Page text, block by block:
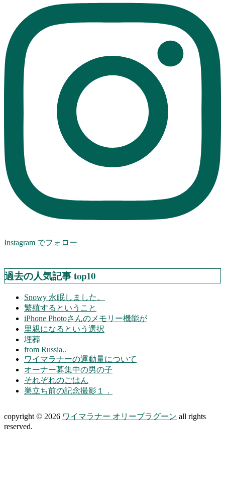
Instagram でフォロー
過去の人気記事 top10
Snowy 永眠しました。
繁殖するということ
iPhone Photoさんのメモリー機能が
里親になるという選択
埋葬
from Russia..
ワイマラナーの運動量について
オーナー募集中の男の子
それぞれのごはん
巣立ち前の記念撮影１．
copyright © 2026 ワイマラナー オリーブラグーン all rights
reserved.